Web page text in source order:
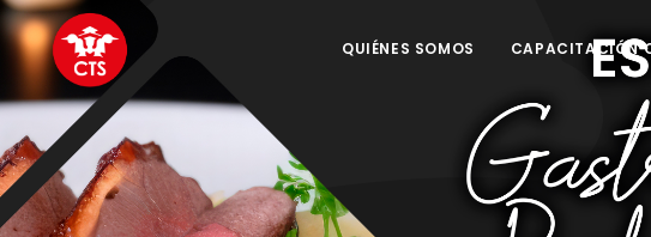
QUIÉNES SOMOS CAPACITACIÓN